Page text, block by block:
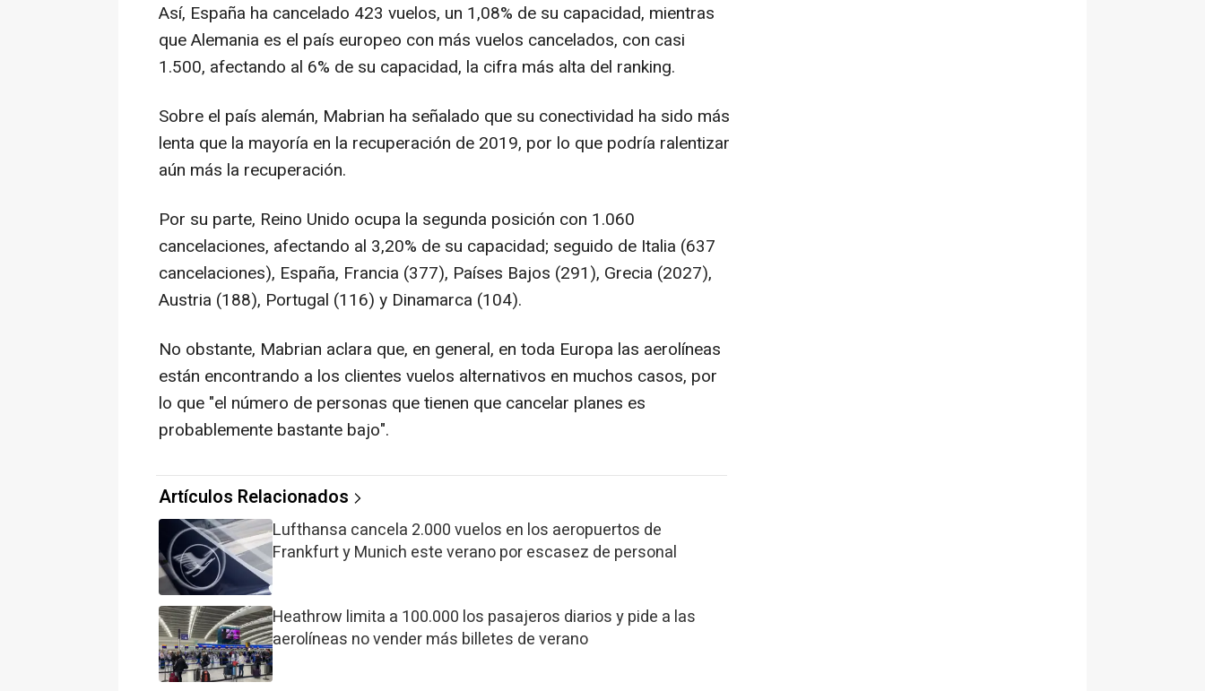
Así, España ha cancelado 423 vuelos, un 1,08% de su capacidad, mientras
que Alemania es el país europeo con más vuelos cancelados, con casi
1.500, afectando al 6% de su capacidad, la cifra más alta del ranking.
Sobre el país alemán, Mabrian ha señalado que su conectividad ha sido más
lenta que la mayoría en la recuperación de 2019, por lo que podría ralentizar
aún más la recuperación.
Por su parte, Reino Unido ocupa la segunda posición con 1.060
cancelaciones, afectando al 3,20% de su capacidad; seguido de Italia (637
cancelaciones), España, Francia (377), Países Bajos (291), Grecia (2027),
Austria (188), Portugal (116) y Dinamarca (104).
No obstante, Mabrian aclara que, en general, en toda Europa las aerolíneas
están encontrando a los clientes vuelos alternativos en muchos casos, por
lo que "el número de personas que tienen que cancelar planes es
probablemente bastante bajo".
Artículos Relacionados
Lufthansa cancela 2.000 vuelos en los aeropuertos de
Frankfurt y Munich este verano por escasez de personal
Heathrow limita a 100.000 los pasajeros diarios y pide a las
aerolíneas no vender más billetes de verano